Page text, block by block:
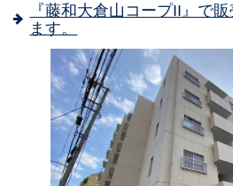
『藤和大倉山コープII』で
ます。